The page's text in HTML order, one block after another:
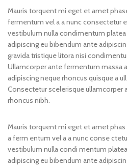
Mauris torquent mi eget et amet
fermentum vel a a nunc consectetur
vestibulum nulla condimentum
adipiscing eu bibendum ante
gravida tristique litora nisi
Ullamcorper ante fermentum massa
adipiscing neque rhoncus quisque a
Consectetur scelerisque ullamcorper
rhoncus nibh.
Mauris torquent mi eget et amet
a ferm entum vel a a nunc conse
vestibulum nulla condi mentum
adipiscing eu bibendum ante